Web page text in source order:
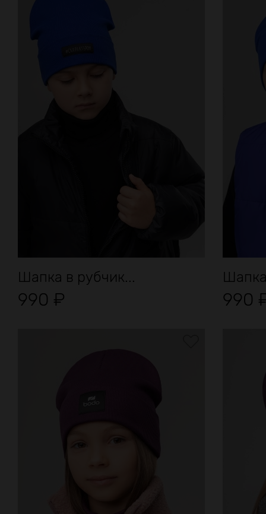
Шапка в рубчик...
990 ₽ 990